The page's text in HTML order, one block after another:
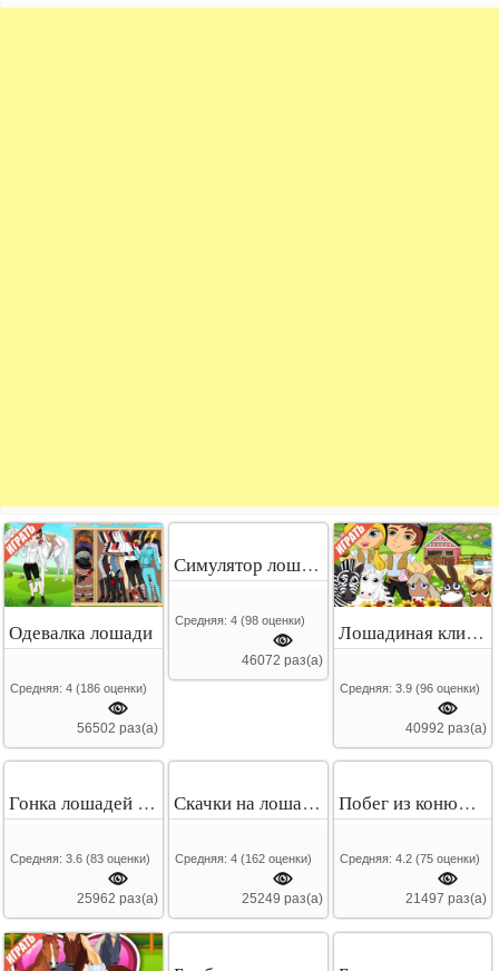
Одевалка лошади
Средняя:4 (186 оценки)
56502 раз(а)
Симулятор лошади
Средняя:4 (98 оценки)
46072 раз(а)
Лошадиная клиника
Средняя:3.9 (96 оценки)
40992 раз(а)
Гонка лошадей на двоих
Средняя:3.6 (83 оценки)
25962 раз(а)
Скачки на лошадях 2
Средняя:4 (162 оценки)
25249 раз(а)
Побег из конюшни
Средняя:4.2 (75 оценки)
21497 раз(а)